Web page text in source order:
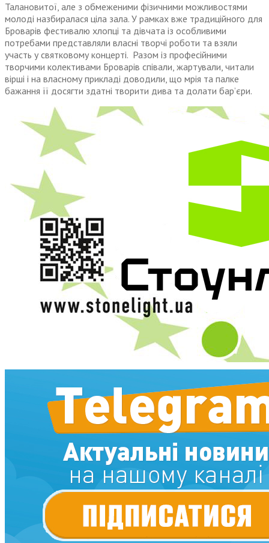
Талановитої, але з обмеженими фізичними можливостями
молоді назбиралася ціла зала. У рамках вже традиційного для
Броварів фестивалю хлопці та дівчата із особливими
потребами представляли власні творчі роботи та взяли
участь у святковому концерті. Разом із професійними
творчими колективами Броварів співали, жартували, читали
вірші і на власному прикладі доводили, що мрія та палке
бажання її досягти здатні творити дива та долати бар’єри.